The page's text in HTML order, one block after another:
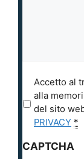
i
c
Accetto al
alla
del sito
PRIVACY *
CAPTCHA